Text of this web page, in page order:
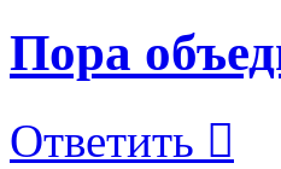
Пора
Ответить